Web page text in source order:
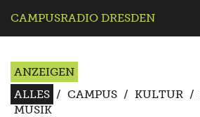
CAMPUSRADIO DRESDEN
ANZEIGEN
ALLES / CAMPUS / KULTUR /
MUSIK